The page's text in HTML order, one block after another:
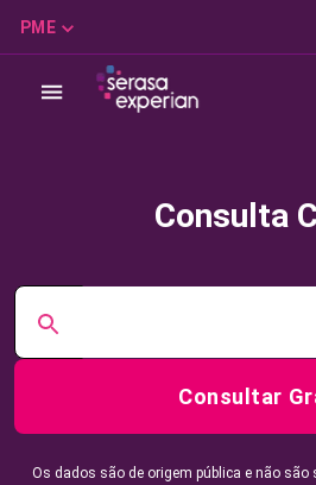
PME
Consulta
Consultar
Os dados são de origem pública e não